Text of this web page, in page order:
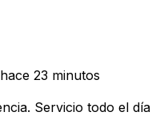
hace 23 minutos
Servicio todo el día